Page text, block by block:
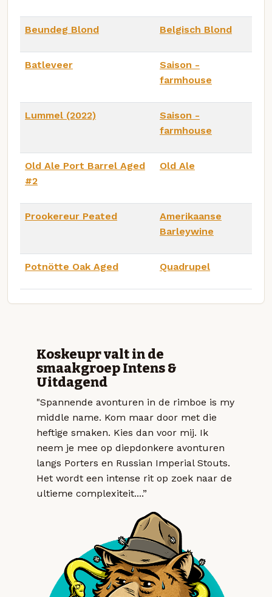
Beundeg Blond Belgisch Blond
Batleveer
Saison -
farmhouse
Lummel (2022)
Saison -
farmhouse
Old Ale Port Barrel Aged
#2
Old Ale
Prookereur Peated
Amerikaanse
Barleywine
Potnötte Oak Aged Quadrupel
Koskeupr valt in de
smaakgroep Intens &
Uitdagend
"Spannende avonturen in de rimboe is my
middle name. Kom maar door met die
heftige smaken. Kies dan voor mij. Ik
neem je mee op diepdonkere avonturen
langs Porters en Russian Imperial Stouts.
Het wordt een intense rit op zoek naar de
ultieme complexiteit....”